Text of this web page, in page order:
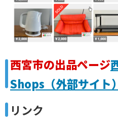
西宮市の出品ページ
Shops（外部サイト）
リンク